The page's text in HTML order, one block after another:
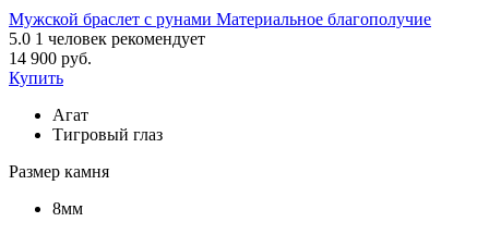
Мужской браслет с рунами Материальное благополучие
5.0 1 человек рекомендует
14 900 руб.
Купить
Агат
Тигровый глаз
Размер камня
8мм